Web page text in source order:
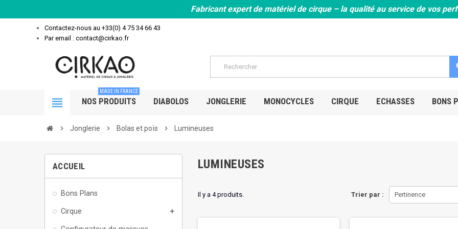
Fabricant expert de matériel de cirque – la qualité au service de vos
Contactez-nous au +33(0) 4 75 34 66 43
Par email : contact@cirkao.fr
view_headline NOS PRODUITS
MADE IN FRANCE
DIABOLOS JONGLERIE MONOCYCLES CIRQUE ECHASSES BONS
chevron_right Jonglerie chevron_right Bolas et poïs chevron_right Lumineuses
ACCUEIL
Bons Plans
Cirque add
LUMINEUSES
Trier par : Pertinence
Il y a 4 produits.